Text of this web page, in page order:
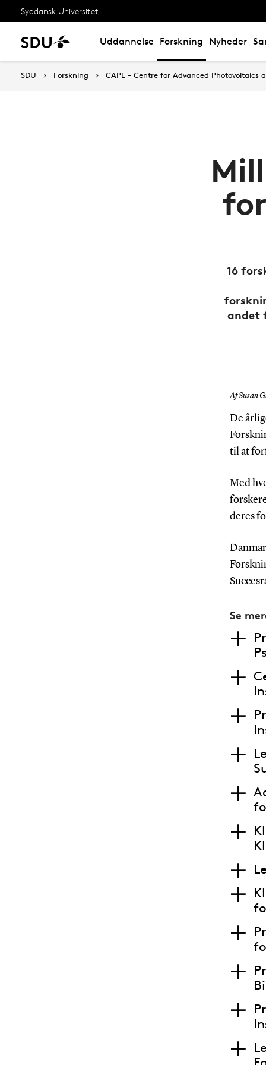
Syddansk Universitet
Uddannelse Forskning Nyheder
SDU Forskning CAPE - Centre for Advanced Photovoltaics
16
andet
Af Susan
De
til at
Med
deres
Se